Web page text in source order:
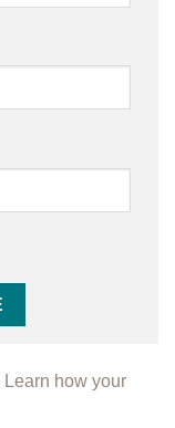
Learn how your